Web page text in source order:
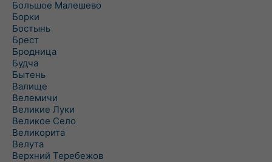
Большое Малешево
Борки
Бостынь
Брест
Бродница
Будча
Бытень
Валище
Велемичи
Великие Луки
Великое Село
Великорита
Велута
Верхний Теребежов